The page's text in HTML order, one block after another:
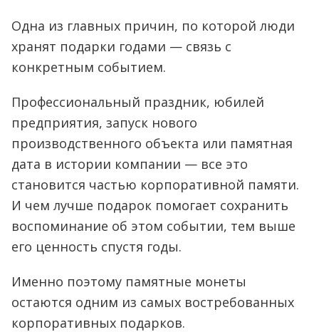
Одна из главных причин, по которой люди
хранят подарки годами — связь с
конкретным событием.
Профессиональный праздник, юбилей
предприятия, запуск нового
производственного объекта или памятная
дата в истории компании — все это
становится частью корпоративной памяти.
И чем лучше подарок помогает сохранить
воспоминание об этом событии, тем выше
его ценность спустя годы.
Именно поэтому памятные монеты
остаются одним из самых востребованных
корпоративных подарков.